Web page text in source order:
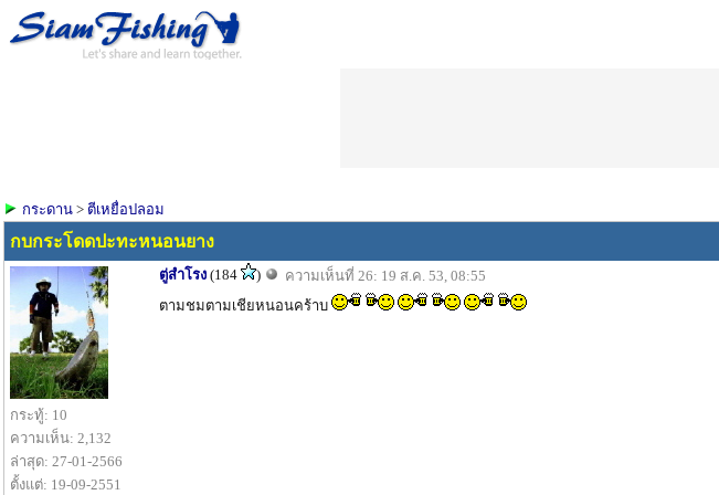
กระดาน > ตีเหยื่อปลอม
กบกระโดดปะทะหนอนยาง
กระทู้: 10
ความเห็น: 2,132
ล่าสุด: 27-01-2566
ตั้งแต่: 19-09-2551
ตู่สำโรง (184 )
ความเห็นที่ 26: 19 ส.ค. 53, 08:55
ตามชมตามเชียหนอนคร้าบ